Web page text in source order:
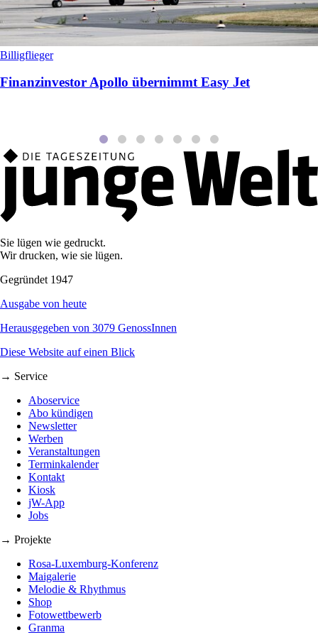
Billigflieger
Finanzinvestor Apollo übernimmt Easy Jet
Sie lügen wie gedruckt.
Wir drucken, wie sie lügen.
Gegründet 1947
Ausgabe von heute
Herausgegeben von 3079 GenossInnen
Diese Website auf einen Blick
→ Service
Aboservice
Abo kündigen
Newsletter
Werben
Veranstaltungen
Terminkalender
Kontakt
Kiosk
jW-App
Jobs
→ Projekte
Rosa-Luxemburg-Konferenz
Maigalerie
Melodie & Rhythmus
Shop
Fotowettbewerb
Granma